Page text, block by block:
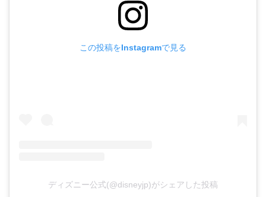
この投稿をInstagramで見る
ディズニー公式(@disneyjp)がシェアした投稿